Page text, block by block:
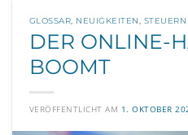
GLOSSAR NEUIGKEITEN STEUERN
DER ONLINE-
BOOMT
VERÖFFENTLICHT AM 1. OKTOBER